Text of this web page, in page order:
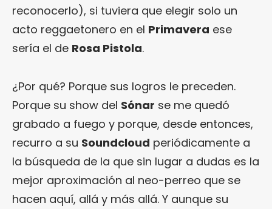
reconocerlo), si tuviera que elegir solo un
acto reggaetonero en el Primavera ese
sería el de Rosa Pistola.
¿Por qué? Porque sus logros le preceden.
Porque su show del Sónar se me quedó
grabado a fuego y porque, desde entonces,
recurro a su Soundcloud periódicamente a
la búsqueda de la que sin lugar a dudas es la
mejor aproximación al neo-perreo que se
hacen aquí, allá y más allá. Y aunque su